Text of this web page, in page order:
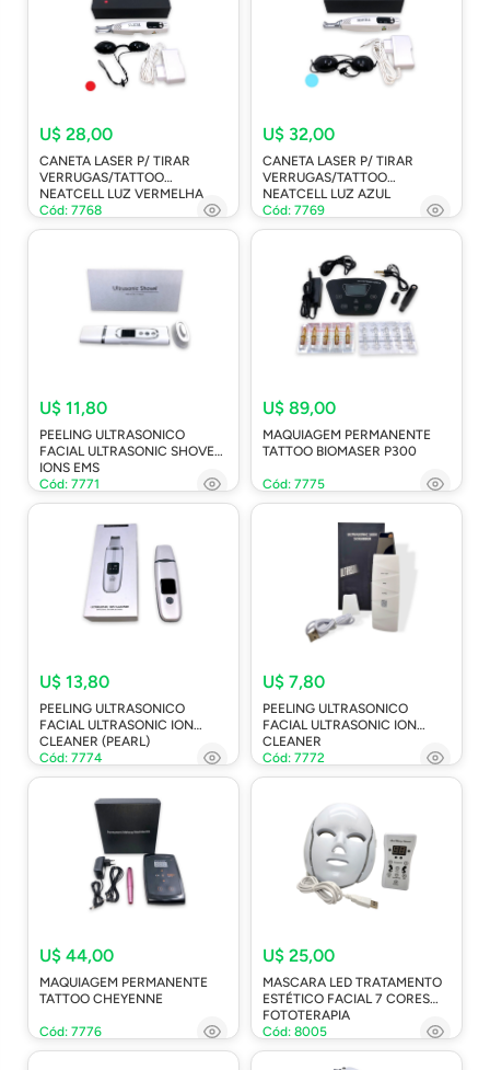
U$ 28,00
CANETA LASER P/ TIRAR
VERRUGAS/TATTOO
NEATCELL LUZ VERMELHA
Cód: 7768
U$ 32,00
CANETA LASER P/ TIRAR
VERRUGAS/TATTOO
NEATCELL LUZ AZUL
Cód: 7769
U$ 11,80
PEELING ULTRASONICO
FACIAL ULTRASONIC SHOVEL
IONS EMS
Cód: 7771
U$ 89,00
MAQUIAGEM PERMANENTE
TATTOO BIOMASER P300
Cód: 7775
U$ 13,80
PEELING ULTRASONICO
FACIAL ULTRASONIC ION
CLEANER (PEARL)
Cód: 7774
U$ 7,80
PEELING ULTRASONICO
FACIAL ULTRASONIC ION
CLEANER
Cód: 7772
U$ 44,00
MAQUIAGEM PERMANENTE
TATTOO CHEYENNE
Cód: 7776
U$ 25,00
MASCARA LED TRATAMENTO
ESTÉTICO FACIAL 7 CORES
FOTOTERAPIA
Cód: 8005